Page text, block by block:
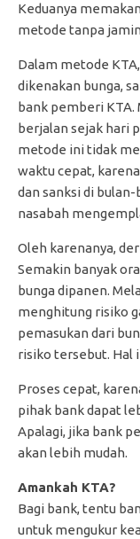
Keduanya
metode tanpa
Dalam metode
dikenakan bunga,
bank pemberi
berjalan sejak hari
metode ini tidak
waktu cepat,
dan sanksi di
nasabah
Oleh karenanya,
Semakin banyak
bunga dipanen.
menghitung risiko
pemasukan dari
risiko tersebut. Hal
Proses cepat,
pihak bank dapat
Apalagi, jika bank
akan lebih mudah.
Amankah KTA?
Bagi bank, tentu
untuk mengukur